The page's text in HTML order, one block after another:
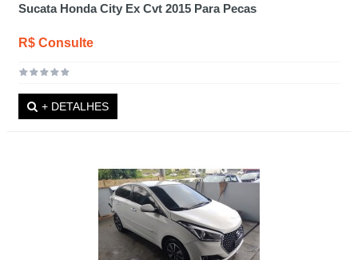
Sucata Honda City Ex Cvt 2015 Para Pecas
R$ Consulte
+ DETALHES